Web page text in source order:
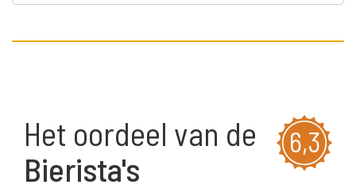
6,3
Het oordeel van de
Bierista's